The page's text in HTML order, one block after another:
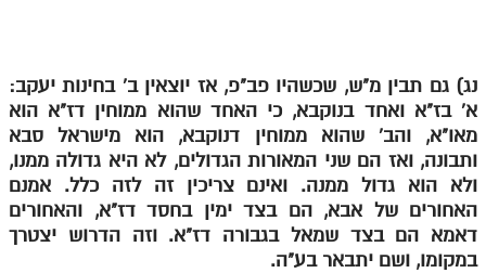
בית שער הכוונות
אודות האתר
בעל הסולם
נג) גם תבין מ"ש, שכשהיו פב"פ, אז יוצאין ב' בחינות יעקב:
א' בז"א ואחד בנוקבא, כי האחד שהוא ממוחין דז"א הוא
מאו"א, והב' שהוא ממוחין דנוקבא, הוא מישראל סבא
ותבונה, ואז הם שני המאורות הגדולים, לא היא גדולה ממנו,
ולא הוא גדול ממנה. ואינם צריכין זה לזה כלל. אמנם
האחורים של אבא, הם בצד ימין בחסד דז"א, והאחורים
דאמא הם בצד שמאל בגבורה דז"א. וזה הדרוש יצטרך
במקומו, ושם יתבאר בע"ה.